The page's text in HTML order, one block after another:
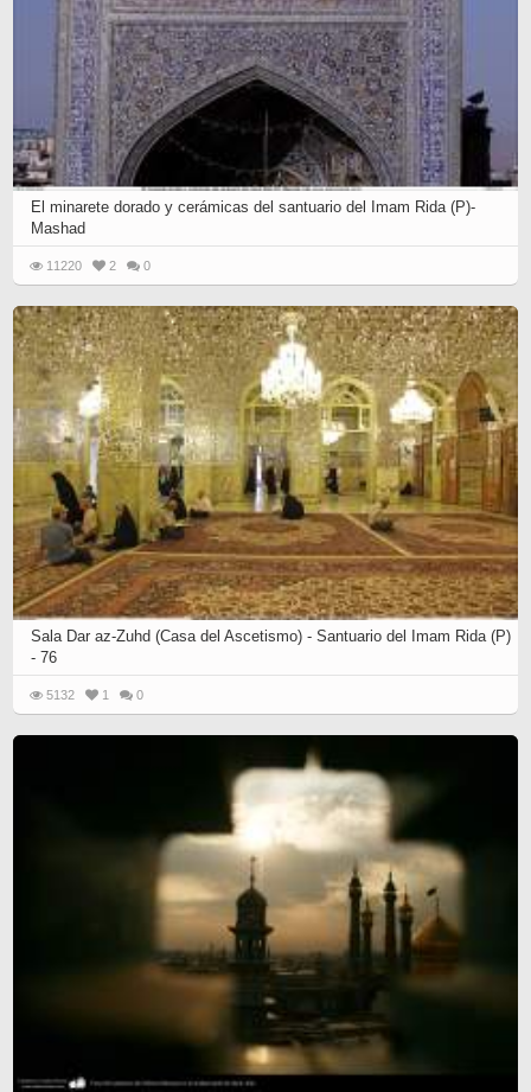
El minarete dorado y cerámicas del santuario del Imam Rida (P)-
Mashad
11220 2 0
Sala Dar az-Zuhd (Casa del Ascetismo) - Santuario del Imam Rida (P)
- 76
5132 1 0